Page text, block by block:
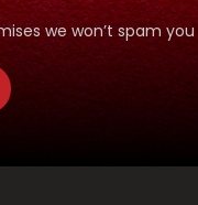
we won’t spam you